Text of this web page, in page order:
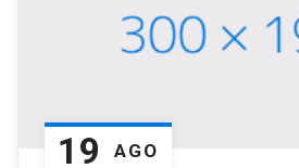
19 AGO